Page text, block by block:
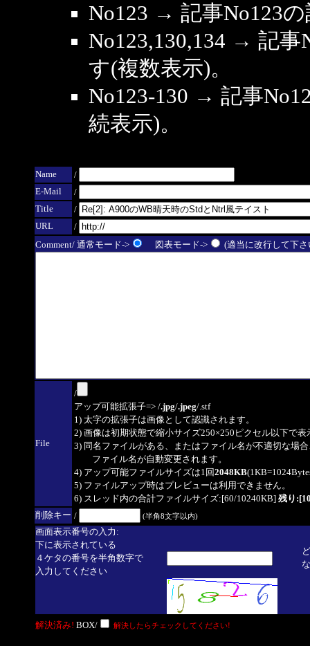
No123 → 記事No123
No123,130,134 → 記
す(複数表示)。
No123-130 → 記事
続表示)。
Name
/
E-Mail
/
Title
/
URL
/
Comment/ 通常モード->
図表モード-> (適当に改行して下
File
/
アップ可能拡張子=> /.jpg/.jpeg/.stf
1) 太字の拡張子は画像として認識されます。
2) 画像は初期状態で縮小サイズ250×250ピクセル以下で表
3) 同名ファイルがある、またはファイル名が不適切な場
ファイル名が自動変更されます。
4) アップ可能ファイルサイズは1回2048KB
5) ファイルアップ時はプレビューは利用できません。
6) スレッド内の合計ファイルサイズ:[60/10240KB] 残り
削除キー / (半角8文字以内)
画面表示番号の入力:
下に表示されている
４ケタの番号を半角数字で
入力してください
解決済み! BOX/ 解決したらチェックしてください!